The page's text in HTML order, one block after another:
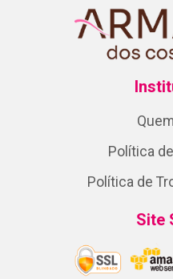
Política
Política de
Site